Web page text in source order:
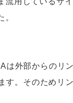
。
は外部からのリ
す。そのためリ